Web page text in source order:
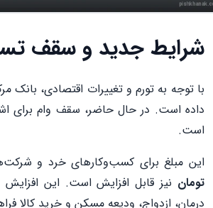
شرایط جدید و سقف
داده است. در حال حاضر، سقف وام برای
است.
این مبلغ برای کسب‌وکارهای خرد و
تومان نیز قابل افزایش است. این
درمان، ازدواج، ودیعه مسکن و خرید کالا